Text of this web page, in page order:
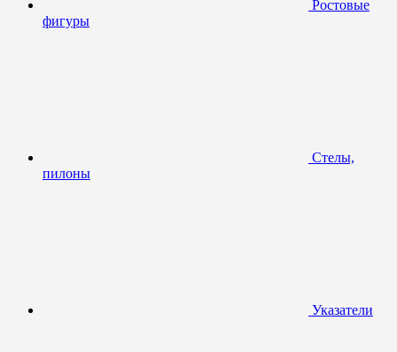
Ростовые
фигуры
Стелы,
пилоны
Указатели